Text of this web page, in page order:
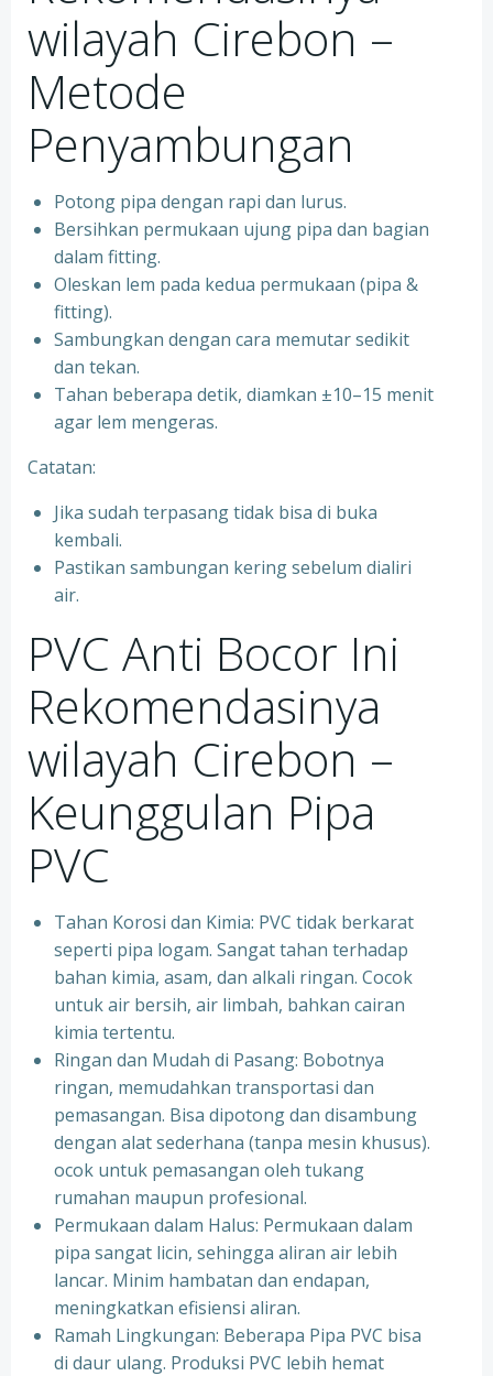
wilayah Cirebon –
Metode
Penyambungan
Potong pipa dengan rapi dan lurus.
Bersihkan permukaan ujung pipa dan bagian
dalam fitting.
Oleskan lem pada kedua permukaan (pipa &
fitting).
Sambungkan dengan cara memutar sedikit
dan tekan.
Tahan beberapa detik, diamkan ±10–15 menit
agar lem mengeras.
Catatan:
Jika sudah terpasang tidak bisa di buka
kembali.
Pastikan sambungan kering sebelum dialiri
air.
PVC Anti Bocor Ini
Rekomendasinya
wilayah Cirebon –
Keunggulan Pipa
PVC
Tahan Korosi dan Kimia: PVC tidak berkarat
seperti pipa logam. Sangat tahan terhadap
bahan kimia, asam, dan alkali ringan. Cocok
untuk air bersih, air limbah, bahkan cairan
kimia tertentu.
Ringan dan Mudah di Pasang: Bobotnya
ringan, memudahkan transportasi dan
pemasangan. Bisa dipotong dan disambung
dengan alat sederhana (tanpa mesin khusus).
ocok untuk pemasangan oleh tukang
rumahan maupun profesional.
Permukaan dalam Halus: Permukaan dalam
pipa sangat licin, sehingga aliran air lebih
lancar. Minim hambatan dan endapan,
meningkatkan efisiensi aliran.
Ramah Lingkungan: Beberapa Pipa PVC bisa
di daur ulang. Produksi PVC lebih hemat